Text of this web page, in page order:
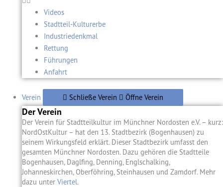
Videos
Stadtteil-Kulturerbe
Industriedenkmal
Rettung
Führungen
Anfahrt
Verein Schließe Verein Öffne Verein
Der Verein
Der Verein für Stadtteilkultur im Münchner Nordosten e.V. – kurz:
NordOstKultur – hat den 13. Stadtbezirk (Bogenhausen) zu
seinem Wirkungsfeld erklärt. Dieser Stadtbezirk umfasst den
gesamten Münchner Nordosten. Dazu gehören die Stadtteile
Bogenhausen, Daglfing, Denning, Englschalking,
Johanneskirchen, Oberföhring, Steinhausen und Zamdorf. Mehr
dazu unter Viertel.